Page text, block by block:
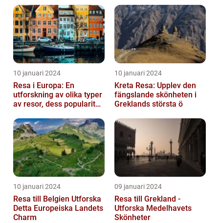
10 januari 2024
Resa i Europa: En
utforskning av olika typer
av resor, dess popularitet
10 januari 2024
Kreta Resa: Upplev den
fängslande skönheten i
Greklands största ö
10 januari 2024
Resa till Belgien Utforska
Detta Europeiska Landets
Charm
09 januari 2024
Resa till Grekland -
Utforska Medelhavets
Skönheter